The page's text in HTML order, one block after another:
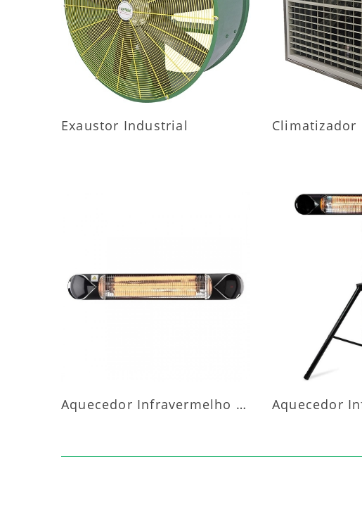
MAIS INFORMAÇÕES
Exaustor Industrial
MAIS
Climatizador
MAIS INFORMAÇÕES
Aquecedor Infravermelho Parede
MAIS